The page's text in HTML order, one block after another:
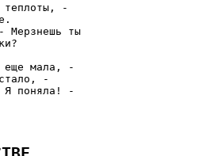
теплоты, -
Мерзнешь ты
еще мала, -
-
Я поняла! -